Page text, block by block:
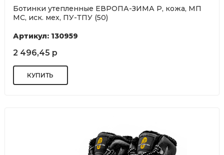
Ботинки утепленные ЕВРОПА-ЗИМА Р, кожа, МП
МС, иск. мех, ПУ-ТПУ (50)
Артикул: 130959
2 496,45 р